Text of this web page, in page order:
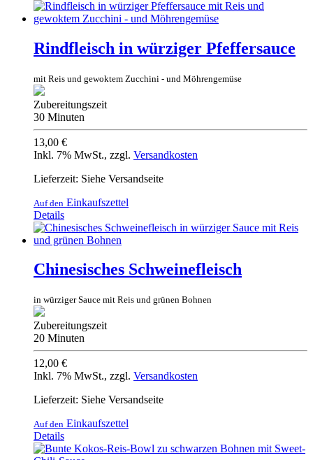
Rindfleisch in würziger Pfeffersauce
mit Reis und gewoktem Zucchini - und Möhrengemüse
Zubereitungszeit
30 Minuten
13,00 €
Inkl. 7% MwSt., zzgl. Versandkosten
Lieferzeit: Siehe Versandseite
Auf den Einkaufszettel
Details
Chinesisches Schweinefleisch
in würziger Sauce mit Reis und grünen Bohnen
Zubereitungszeit
20 Minuten
12,00 €
Inkl. 7% MwSt., zzgl. Versandkosten
Lieferzeit: Siehe Versandseite
Auf den Einkaufszettel
Details